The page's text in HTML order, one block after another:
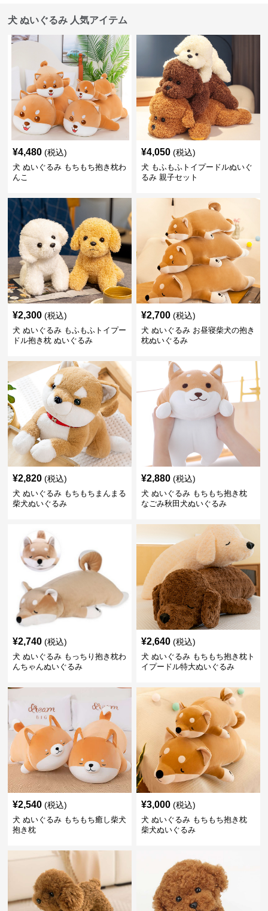
犬 ぬいぐるみ 人気アイテム
¥4,480 (税込)
犬 ぬいぐるみ もちもち抱き枕わ
んこ
¥4,050 (税込)
犬 もふもふトイプードルぬいぐ
るみ 親子セット
¥2,300 (税込)
犬 ぬいぐるみ もふもふトイプー
ドル抱き枕 ぬいぐるみ
¥2,700 (税込)
犬 ぬいぐるみ お昼寝柴犬の抱き
枕ぬいぐるみ
¥2,820 (税込)
犬 ぬいぐるみ もちもちまんまる
柴犬ぬいぐるみ
¥2,880 (税込)
犬 ぬいぐるみ もちもち抱き枕
なごみ秋田犬ぬいぐるみ
¥2,740 (税込)
犬 ぬいぐるみ もっちり抱き枕わ
んちゃんぬいぐるみ
¥2,640 (税込)
犬 ぬいぐるみ もちもち抱き枕ト
イプードル特大ぬいぐるみ
¥2,540 (税込)
犬 ぬいぐるみ もちもち癒し柴犬
抱き枕
¥3,000 (税込)
犬 ぬいぐるみ もちもち抱き枕
柴犬ぬいぐるみ